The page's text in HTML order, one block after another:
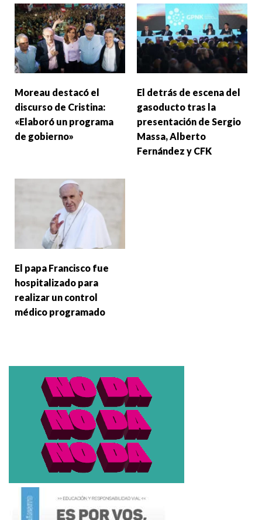
Moreau destacó el
discurso de Cristina:
«Elaboró un programa
de gobierno»
El detrás de escena del
gasoducto tras la
presentación de Sergio
Massa, Alberto
Fernández y CFK
El papa Francisco fue
hospitalizado para
realizar un control
médico programado